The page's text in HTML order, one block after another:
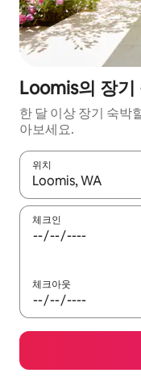
Loomis의 장기
한 달 이상 장기 숙박
아보세요.
위치
결과가 나오면 위·아
체크인
체크아웃